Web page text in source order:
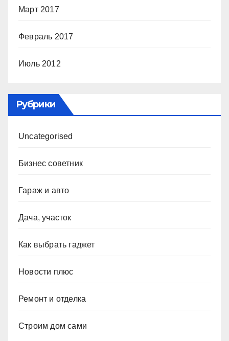
Март 2017
Февраль 2017
Июль 2012
Рубрики
Uncategorised
Бизнес советник
Гараж и авто
Дача, участок
Как выбрать гаджет
Новости плюс
Ремонт и отделка
Строим дом сами